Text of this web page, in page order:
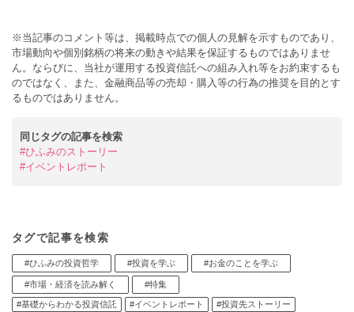
タグで記事を検索
#ひふみの投資哲学 #投資を学ぶ #お金のことを学ぶ
#市場・経済を読み解く #特集
#基礎からわかる投資信託 #イベントレポート
#投資先ストーリー
※当記事のコメント等は、掲載時点での個人の見解を示すものであり、
市場動向や個別銘柄の将来の動きや結果を保証するものではありませ
ん。ならびに、当社が運用する投資信託への組み入れ等をお約束するも
のではなく、また、金融商品等の売却・購入等の行為の推奨を目的とす
るものではありません。
同じタグの記事を検索
#ひふみのストーリー
#イベントレポート